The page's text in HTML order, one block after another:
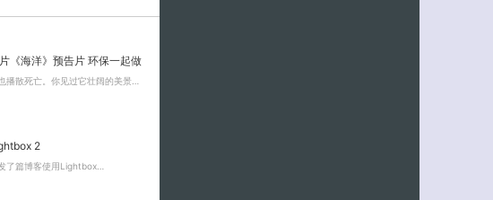
《海洋》预告片 环保一起做
播散死亡。你见过它壮阔的美景…
2
了篇博客使用Lightbox…